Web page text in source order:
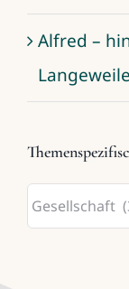
Alfred –
Langeweile
Beiträge